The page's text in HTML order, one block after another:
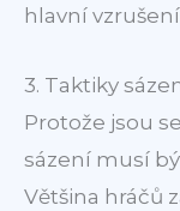
hlavní
3. Taktiky
Protože jsou
sázení musí
Většina hráčů